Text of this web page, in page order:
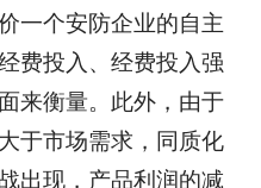
一个安防企业的自主
费投入、经费投入强
来衡量。此外，由于
于市场需求，同质化
出现，产品利润的减